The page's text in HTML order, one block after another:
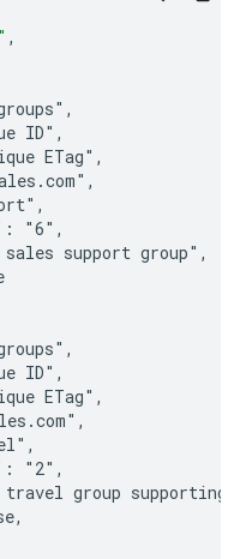
,
ID",
ETag",
"6",
support group",
ID",
ETag",
"2",
group supporting